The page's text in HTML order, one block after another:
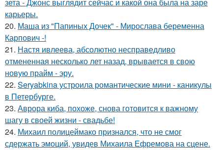
карьеры.
20. Маша из "Папиных Дочек" - Мирослава беременна
Карпович -!
21. Настя ивлеева, абсолютно несправедливо
отмененная несколько лет назад, врывается в свою
новую прайм - эру.
22. Seryabkina устроила романтические мини - каникулы
в Петербурге.
23. Аврора киба, похоже, снова готовится к важному
шагу в своей жизни - свадьбе!
24. Михаил полицеймако признался, что не смог
сдержать эмоций, увидев Михаила Ефремова на сцене.